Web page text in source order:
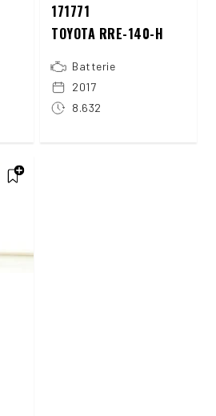
171771
TOYOTA RRE-140-H
Batterie
2017
8.632